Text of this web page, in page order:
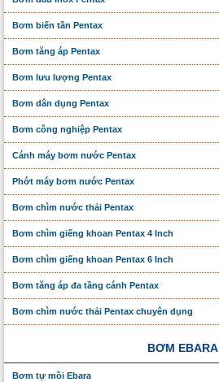
Bơm biến tần Pentax
Bơm tăng áp Pentax
Bơm lưu lượng Pentax
Bơm dân dụng Pentax
Bơm công nghiệp Pentax
Cánh máy bơm nước Pentax
Phớt máy bơm nước Pentax
Bơm chìm nước thải Pentax
Bơm chìm giếng khoan Pentax 4 Inch
Bơm chìm giếng khoan Pentax 6 Inch
Bơm tăng áp đa tầng cánh Pentax
Bơm chìm nước thải Pentax chuyên dụng
BƠM EBARA
Bơm tự mồi Ebara